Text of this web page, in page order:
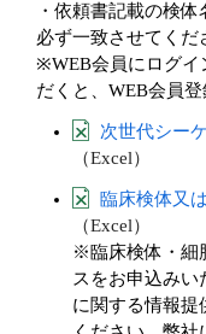
・依頼書記載の検
必ず一致させてくだ
※WEB会員にログイ
だくと、WEB会員
次世代シー
（Excel）
臨床検体又
（Excel）
※臨床検体・細
スをお申込み
に関する情報提